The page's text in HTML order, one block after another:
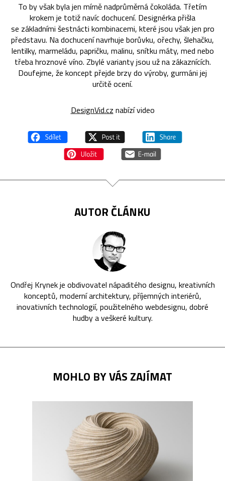
To by však byla jen mírně nadprůměrná čokoláda. Třetím
krokem je totiž navíc dochucení. Designérka přišla
se základními šestnácti kombinacemi, které jsou však jen pro
představu. Na dochucení navrhuje borůvku, ořechy, šlehačku,
lentilky, marmeládu, papričku, malinu, snítku máty, med nebo
třeba hroznové víno. Zbylé varianty jsou už na zákaznících.
Doufejme, že koncept přejde brzy do výroby, gurmáni jej
určitě ocení.
DesignVid.cz nabízí video
AUTOR ČLÁNKU
Ondřej Krynek je obdivovatel nápaditého designu, kreativních
konceptů, moderní architektury, příjemných interiérů,
inovativních technologií, použitelného webdesignu, dobré
hudby a veškeré kultury.
MOHLO BY VÁS ZAJÍMAT